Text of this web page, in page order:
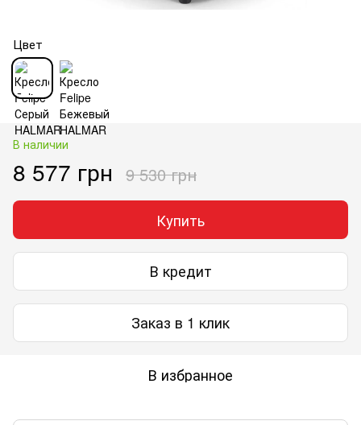
Цвет
В наличии
8 577 грн 9 530 грн
Купить
В кредит
Заказ в 1 клик
В избранное